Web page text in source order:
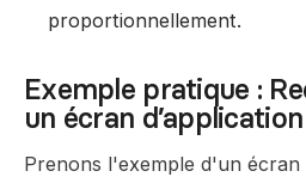
proportionnellement.
Exemple pratique :
un écran d’application
Prenons l'exemple d'un écran